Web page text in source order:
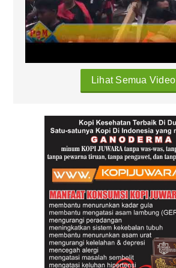
Lihat Semua Video